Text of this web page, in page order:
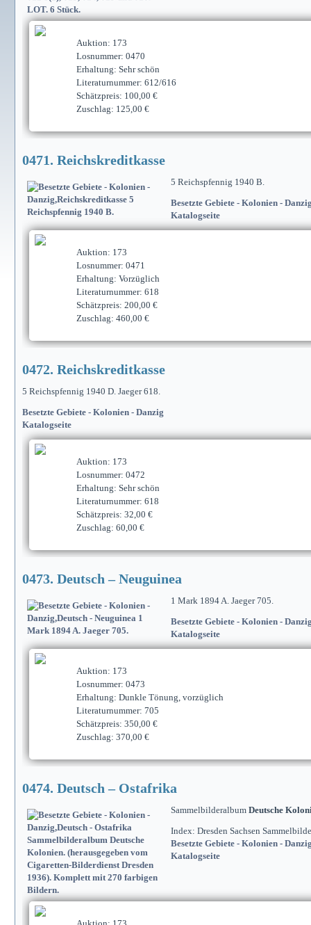
Auktion: 173
Losnummer: 0470
Erhaltung: Sehr schön
Literaturnummer: 612/616
Schätzpreis: 100,00 €
Zuschlag: 125,00 €
0471. Reichskreditkasse
5 Reichspfennig 1940 B.
Besetzte Gebiete - Kolonien -
Katalogseite
Auktion: 173
Losnummer: 0471
Erhaltung: Vorzüglich
Literaturnummer: 618
Schätzpreis: 200,00 €
Zuschlag: 460,00 €
0472. Reichskreditkasse
5 Reichspfennig 1940 D. Jaeger 618.
Besetzte Gebiete - Kolonien - Danzig
Katalogseite
Auktion: 173
Losnummer: 0472
Erhaltung: Sehr schön
Literaturnummer: 618
Schätzpreis: 32,00 €
Zuschlag: 60,00 €
0473. Deutsch – Neuguinea
1 Mark 1894 A. Jaeger 705.
Besetzte Gebiete - Kolonien -
Katalogseite
Auktion: 173
Losnummer: 0473
Erhaltung: Dunkle Tönung, vorzüglich
Literaturnummer: 705
Schätzpreis: 350,00 €
Zuschlag: 370,00 €
0474. Deutsch – Ostafrika
Sammelbilderalbum Deutsche
Index: Dresden Sachsen
Besetzte Gebiete - Kolonien -
Katalogseite